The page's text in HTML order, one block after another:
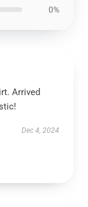
0%
Arrived
Dec 4, 2024